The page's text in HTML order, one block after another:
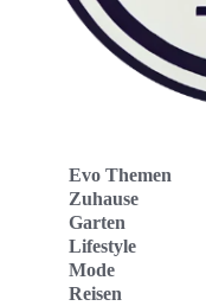
Evo Themen
Zuhause
Garten
Lifestyle
Mode
Reisen